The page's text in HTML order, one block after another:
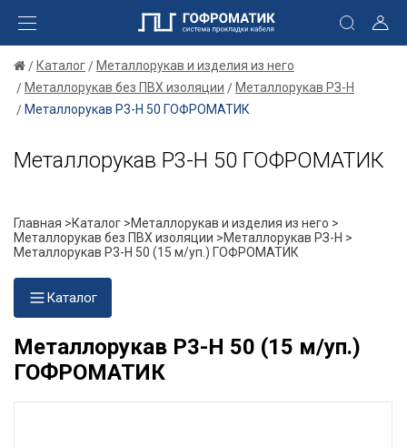
Каталог
Металлорукав и изделия из него
Металлорукав без ПВХ изоляции
Металлорукав РЗ-Н
Металлорукав Р3-Н 50 ГОФРОМАТИК
Металлорукав Р3-Н 50 ГОФРОМАТИК
Главная >Каталог >Металлорукав и изделия из него >
Металлорукав без ПВХ изоляции >Металлорукав РЗ-Н >
Металлорукав Р3-Н 50 (15 м/уп.) ГОФРОМАТИК
Каталог
Металлорукав Р3-Н 50 (15 м/уп.)
ГОФРОМАТИК